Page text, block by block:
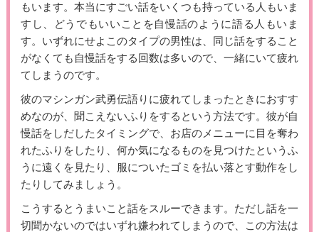
もいます。本当にすごい話をいくつも持っている人もいま
すし、どうでもいいことを自慢話のように語る人もいま
す。いずれにせよこのタイプの男性は、同じ話をすること
がなくても自慢話をする回数は多いので、一緒にいて疲れ
てしまうのです。
彼のマシンガン武勇伝語りに疲れてしまったときにおすす
めなのが、聞こえないふりをするという方法です。彼が自
慢話をしだしたタイミングで、お店のメニューに目を奪わ
れたふりをしたり、何か気になるものを見つけたというふ
うに遠くを見たり、服についたゴミを払い落とす動作をし
たりしてみましょう。
こうするとうまいこと話をスルーできます。ただし話を一
切聞かないのではいずれ嫌われてしまうので、この方法は